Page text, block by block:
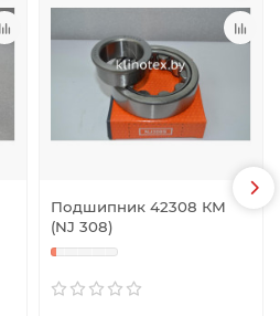
Подшипник 42308 КМ
(NJ 308)